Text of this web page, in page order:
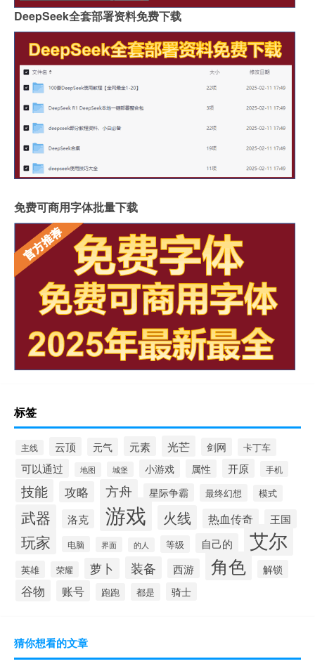
DeepSeek全套部署资料免费下载
免费可商用字体批量下载
标签
主线 云顶 元气 元素 光芒 剑网 卡丁车
可以通过 地图 城堡 小游戏 属性 开原 手机
技能 攻略 方舟 星际争霸 最终幻想 模式
武器 洛克 游戏 火线 热血传奇 王国
玩家 电脑 界面 的人 等级 自己的 艾尔
英雄 荣耀 萝卜 装备 西游 角色 解锁
谷物 账号 跑跑 都是 骑士
猜你想看的文章